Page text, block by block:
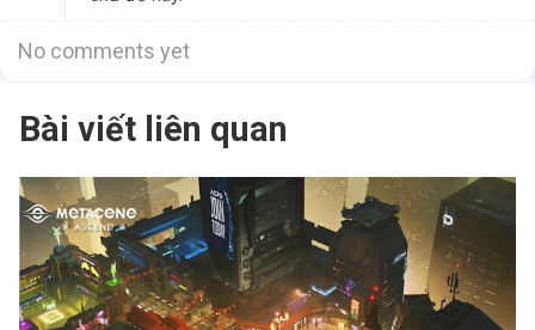
No comments yet
Bài viết liên quan